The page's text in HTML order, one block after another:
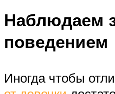
Наблюдаем
поведением
Иногда чтобы